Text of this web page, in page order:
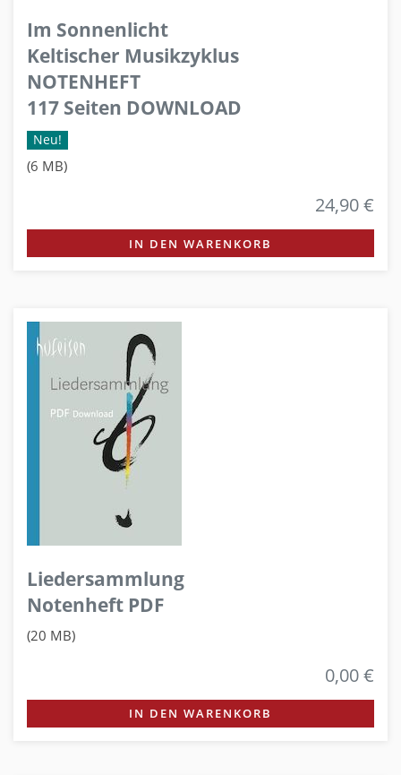
Im Sonnenlicht
Keltischer Musikzyklus
NOTENHEFT
117 Seiten DOWNLOAD
Neu!
(6 MB)
24,90 €
IN DEN WARENKORB
Liedersammlung
Notenheft PDF
(20 MB)
0,00 €
IN DEN WARENKORB